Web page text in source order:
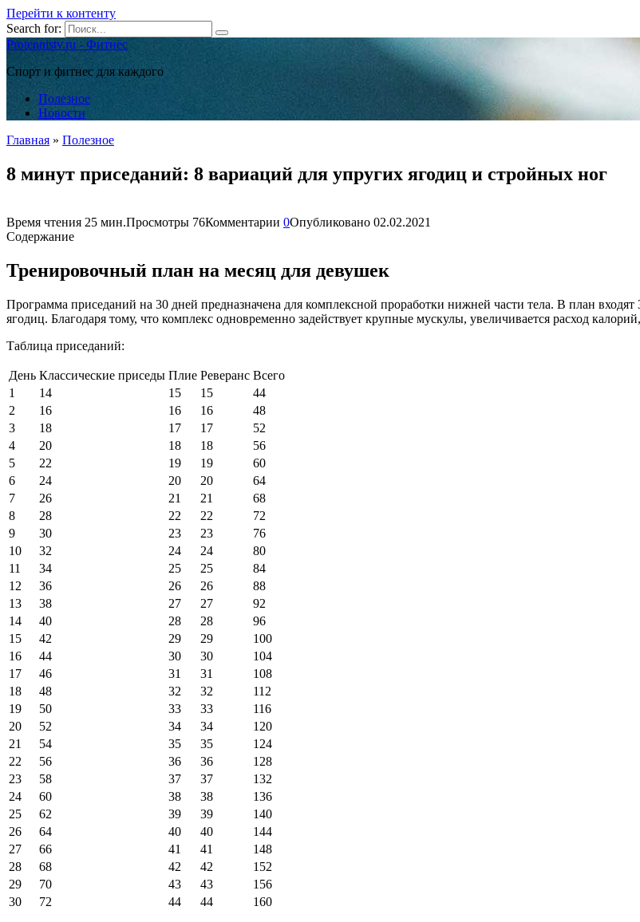
Перейти к контенту
Search for:
Protennistv.ru - Фитнес
Спорт и фитнес для каждого
Полезное
Новости
Главная » Полезное
8 минут приседаний: 8 вариаций для упругих ягодиц и стройных ног
Время чтения 25 мин.Просмотры 76Комментарии 0Опубликовано 02.02.2021
Содержание
Тренировочный план на месяц для девушек
Программа приседаний на 30 дней предназначена для комплексной проработки нижней части тела. В план
ягодиц. Благодаря тому, что комплекс одновременно задействует крупные мускулы, увеличивается расход
Таблица приседаний:
День Классические приседы Плие Реверанс Всего
1
14 15 15
44
2
16 16 16
48
3
18 17 17
52
4
20 18 18
56
5
22 19 19
60
6
24 20 20
64
7
26 21 21
68
8
28 22 22
72
9
30 23 23
76
10
32 24 24
80
11
34 25 25
84
12
36 26 26
88
13
38 27 27
92
14
40 28 28
96
15
42 29 29
100
16
44 30 30
104
17
46 31 31
108
18
48 32 32
112
19
50 33 33
116
20
52 34 34
120
21
54 35 35
124
22
56 36 36
128
23
58 37 37
132
24
60 38 38
136
25
62 39 39
140
26
64 40 40
144
27
66 41 41
148
28
68 42 42
152
29
70 43 43
156
30
72 44 44 160